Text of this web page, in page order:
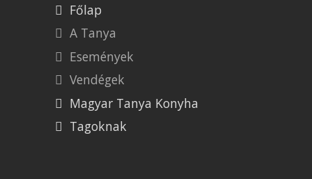
Főlap
A Tanya
Események
Vendégek
Magyar Tanya Konyha
Tagoknak